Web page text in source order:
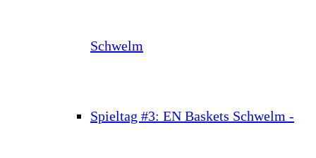
Schwelm
Spieltag #3: EN Baskets Schwelm -